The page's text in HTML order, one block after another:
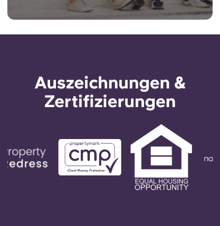
Auszeichnungen &
Zertifizierungen